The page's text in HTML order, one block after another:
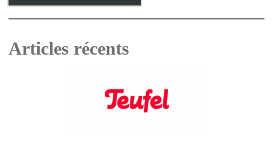
Articles récents